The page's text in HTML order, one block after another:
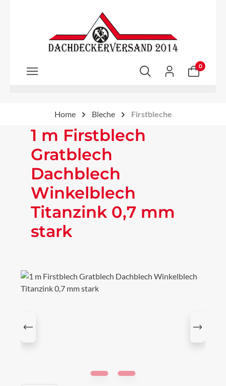
Zum Hauptinhalt springen
0
Home Bleche Firstbleche
1 m Firstblech
Gratblech
Dachblech
Winkelblech
Titanzink 0,7 mm
stark
Bildergalerie überspringen